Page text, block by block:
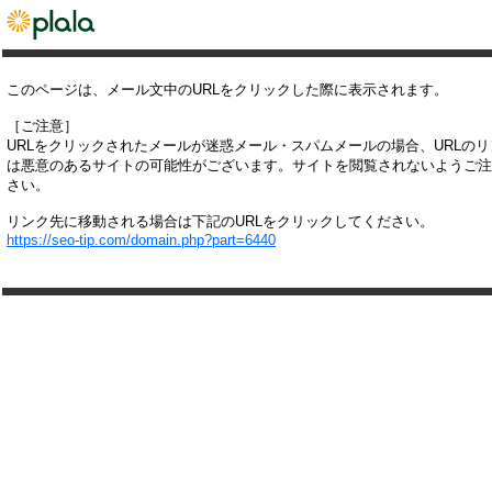
このページは、メール文中のURLをクリックした際に表示されます。
［ご注意］
URLをクリックされたメールが迷惑メール・スパムメールの場合、URLの
は悪意のあるサイトの可能性がございます。サイトを閲覧されないようご
さい。
リンク先に移動される場合は下記のURLをクリックしてください。
https://seo-tip.com/domain.php?part=6440